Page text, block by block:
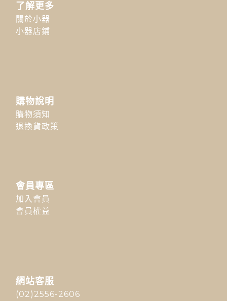
了解更多
關於小器
小器店鋪
購物說明
購物須知
退換貨政策
會員專區
加入會員
會員權益
網站客服
(02)2556-2606